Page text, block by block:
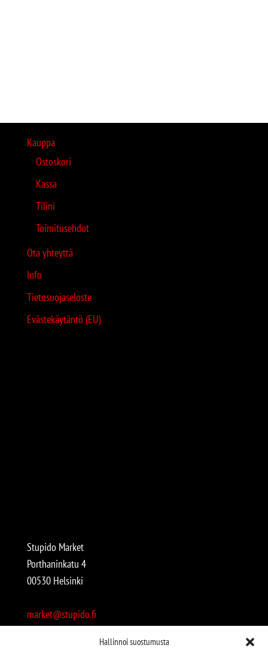
Hallinnoi suostumusta
Kauppa
Ostoskori
Kassa
Tilini
Toimitusehdot
Ota yhteyttä
Info
Tietosuojaseloste
Evästekäytäntö (EU)
Stupido Market
Porthaninkatu 4
00530 Helsinki
market@stupido.fi